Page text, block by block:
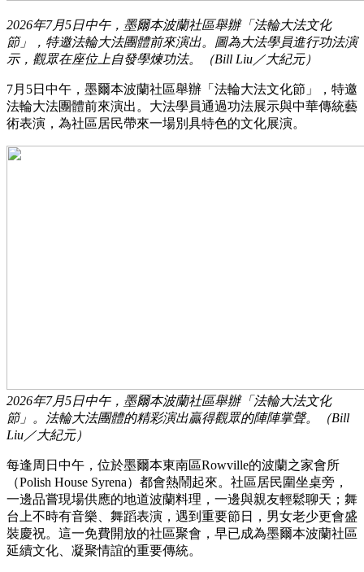
2026年7月5日中午，墨爾本波蘭社區舉辦「法輪大法文化
節」，特邀法輪大法團體前來演出。圖為大法學員進行功法演
示，觀眾在座位上自發學煉功法。（Bill Liu／大紀元）
7月5日中午，墨爾本波蘭社區舉辦「法輪大法文化節」，特邀
法輪大法團體前來演出。大法學員通過功法展示與中華傳統藝
術表演，為社區居民帶來一場別具特色的文化展演。
2026年7月5日中午，墨爾本波蘭社區舉辦「法輪大法文化
節」。法輪大法團體的精彩演出贏得觀眾的陣陣掌聲。（Bill
Liu／大紀元）
每逢周日中午，位於墨爾本東南區Rowville的波蘭之家會所
（Polish House Syrena）都會熱鬧起來。社區居民圍坐桌旁，
一邊品嘗現場供應的地道波蘭料理，一邊與親友輕鬆聊天；舞
台上不時有音樂、舞蹈表演，遇到重要節日，男女老少更會盛
裝慶祝。這一免費開放的社區聚會，早已成為墨爾本波蘭社區
延續文化、凝聚情誼的重要傳統。